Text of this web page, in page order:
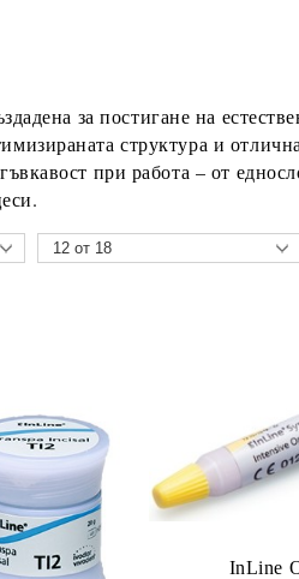
за постигане на
структура и
при работа – от
InLine